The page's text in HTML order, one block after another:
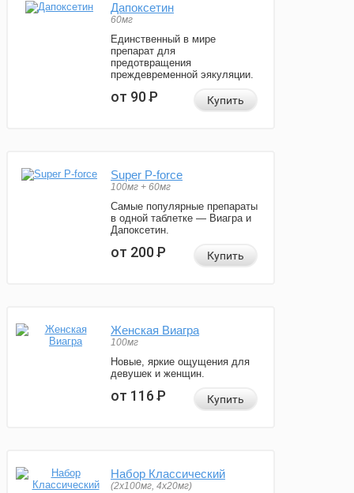
Дапоксетин
60мг
Единственный в мире
препарат для
предотвращения
преждевременной эякуляции.
от 90Р Купить
Super P-force
100мг + 60мг
Самые популярные препараты
в одной таблетке — Виагра и
Дапоксетин.
от 200Р Купить
Женская Виагра
100мг
Новые, яркие ощущения для
девушек и женщин.
от 116Р Купить
Набор Классический
(2x100мг, 4x20мг)